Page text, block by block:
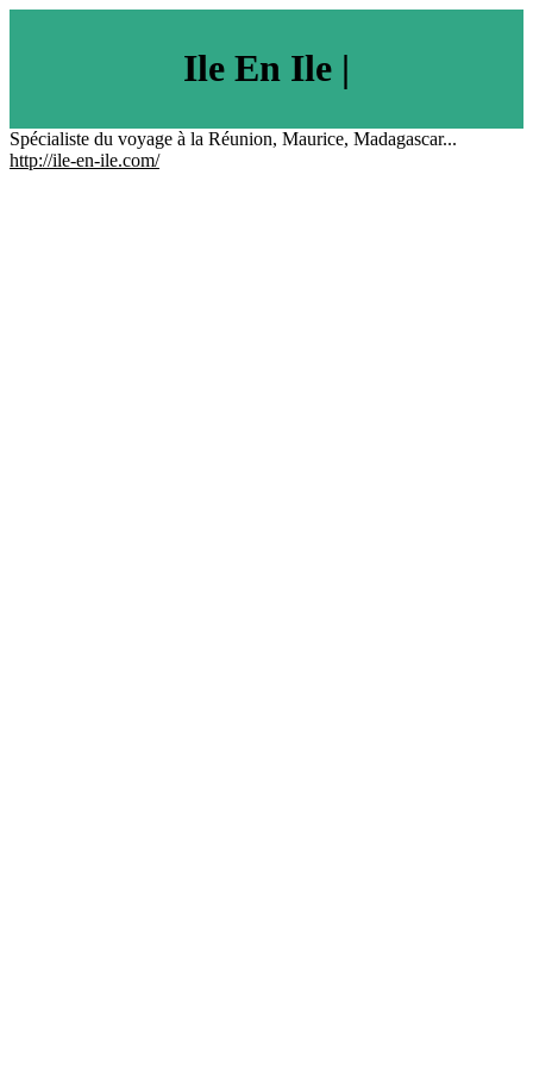
Ile En Ile |
Spécialiste du voyage à la Réunion, Maurice, Madagascar...
http://ile-en-ile.com/